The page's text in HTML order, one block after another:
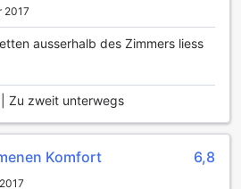
Der wunderschöne Garten des
Spaziergängen ein und
für entspannte Stunden im
im Noga Hotel am Toten Meer
an Sporteinrichtungen, die
als auch für aktive Betätigung
2017
ausserhalb des Zimmers liess
Zu zweit unterwegs
Komfort 6,8